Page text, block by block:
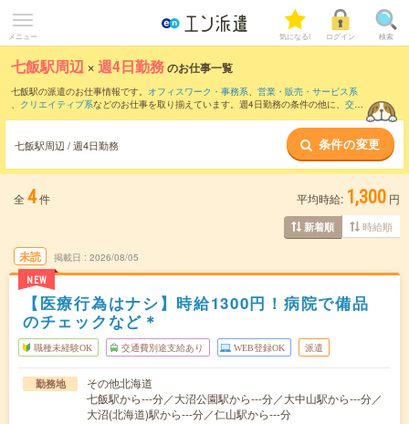
メニュー 気になる! ログイン 検索
七飯駅周辺 ×週4日勤務のお仕事一覧
七飯駅の派遣のお仕事情報です。 オフィスワーク・事務系、 営業・販売・サービス系
、 クリエイティブ系などのお仕事を取り揃えています。週4日勤務の条件の他に、 交通
七飯駅周辺 / 週4日勤務 条件の変更
全 4件 平均時給: 1,300 円
新着順 時給順
未読
NEW
掲載日 2026/08/05
【医療行為はナシ】時給1300円！病院で備品
のチェックなど＊
職種未経験OK 交通費別途支給あり WEB登録OK 派遣
勤務地
その他北海道
七飯駅から---分／大沼公園駅から---分／大中山駅から---分／
大沼(北海道)駅から---分／仁山駅から---分